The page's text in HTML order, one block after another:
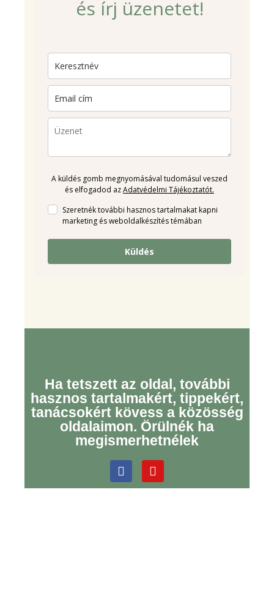
és írj üzenetet!
A küldés gomb megnyomásával tudomásul veszed
és elfogadod azAdatvédelmi Tájékoztatót.
Szeretnék további hasznos tartalmakat kapni
marketing és weboldalkészítés témában
Küldés
Ha tetszett az oldal, további
hasznos tartalmakért, tippekért,
tanácsokért kövess a közösség
oldalaimon. Örülnék ha
megismerhetnélek